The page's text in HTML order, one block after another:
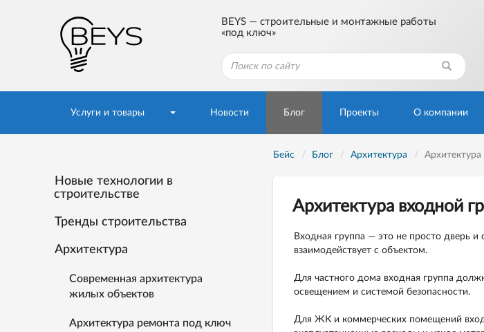
BEYS — строительные и монтажные работы
«под ключ»
Услуги и товары Новости Блог Проекты О компании
Бейс Блог Архитектура
Архитектура входной
Входная группа — это не просто дверь и
взаимодействует с объектом.
Для частного дома входная группа
освещением и системой безопасности.
Для ЖК и коммерческих помещений
Новые технологии в
строительстве
Тренды строительства
Архитектура
Современная архитектура
жилых объектов
Архитектура ремонта под ключ